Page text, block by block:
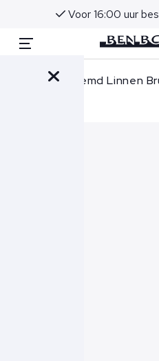
Voor 16:00 uur
Xacus Overhemd Linnen